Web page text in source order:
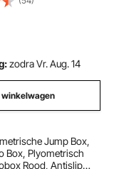
2 roestvrijstalen
inch)
zodra Vr. Aug. 14
winkelwagen
Jump Box,
Box, Plyometrisch
Rood, Antislip